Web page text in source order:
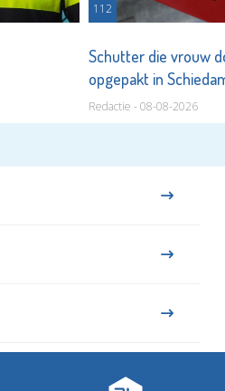
112
Schutter die vrouw
opgepakt in
Redactie - 08-08-2026